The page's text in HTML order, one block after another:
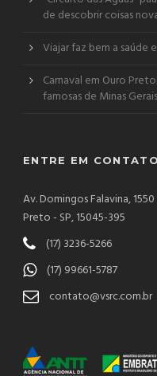
de descobrir coisas
Viajar faz bem a saúde
Carnaval em Ouro
famosas de Minas Gerais
ENTRE EM CONTATO
Av. Domingos Falavina,
Preto - SP, 15045-395
(17) 3236-5266
(17) 99661-5787
contato@vsrc.com.br